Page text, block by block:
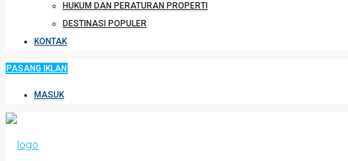
HUKUM DAN PERATURAN PROPERTI
DESTINASI POPULER
KONTAK
PASANG IKLAN
MASUK